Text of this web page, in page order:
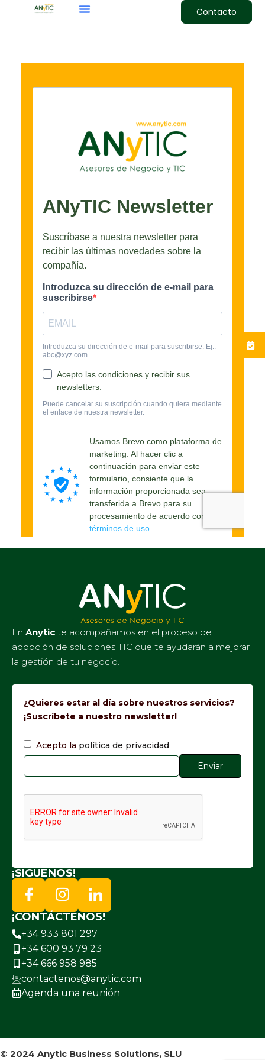
Contacto
En Anytic te acompañamos en el proceso de
adopción de soluciones TIC que te ayudarán a mejorar
la gestión de tu negocio.
¿Quieres estar al día sobre nuestros servicios?
¡Suscríbete a nuestro newsletter!
Acepto la política de privacidad
¡SÍGUENOS!
¡CONTÁCTENOS!
+34 933 801 297
+34 600 93 79 23
+34 666 958 985
contactenos@anytic.com
Agenda una reunión
© 2024 Anytic Business Solutions, SLU